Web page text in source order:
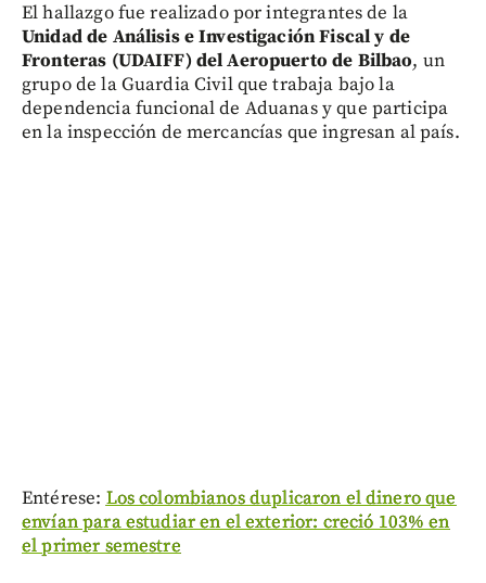
El hallazgo fue realizado por integrantes de la
Unidad de Análisis e Investigación Fiscal y de
Fronteras (UDAIFF) del Aeropuerto de Bilbao, un
grupo de la Guardia Civil que trabaja bajo la
dependencia funcional de Aduanas y que participa
en la inspección de mercancías que ingresan al país.
Entérese: Los colombianos duplicaron el dinero que
envían para estudiar en el exterior: creció 103% en
el primer semestre